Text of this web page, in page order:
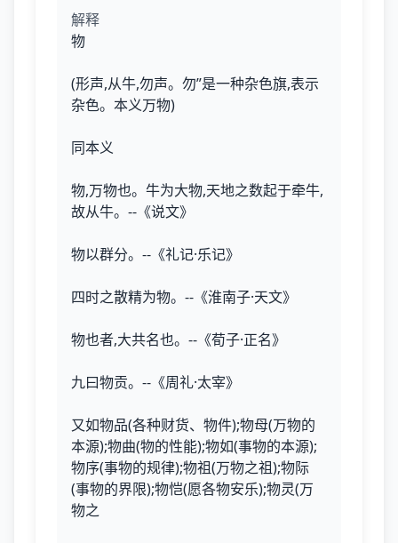
解释
物
(形声,从牛,勿声。勿”是一种杂色旗,表示
杂色。本义万物)
同本义
物,万物也。牛为大物,天地之数起于牵牛,
故从牛。--《说文》
物以群分。--《礼记·乐记》
四时之散精为物。--《淮南子·天文》
物也者,大共名也。--《荀子·正名》
九曰物贡。--《周礼·太宰》
又如物品(各种财货、物件);物母(万物的
本源);物曲(物的性能);物如(事物的本源);
物序(事物的规律);物祖(万物之祖);物际
(事物的界限);物恺(愿各物安乐);物灵(万
物之